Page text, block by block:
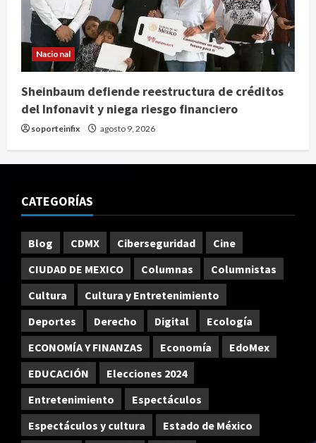
Nacional
Sheinbaum defiende reestructura de créditos
del Infonavit y niega riesgo financiero
soporteinfix agosto 9, 2026
CATEGORÍAS
Blog CDMX Ciberseguridad
Cine
CIUDAD DE MEXICO
Columnas
Columnistas
Cultura
Cultura y Entretenimiento
Deportes
Derecho Digital
Ecología
ECONOMÍA Y FINANZAS
Economía
EdoMex
EDUCACIÓN
Elecciones 2024
Entretenimiento
Espectáculos
Espectáculos y cultura
Estado de México